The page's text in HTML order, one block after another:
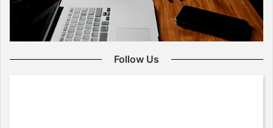
Follow Us